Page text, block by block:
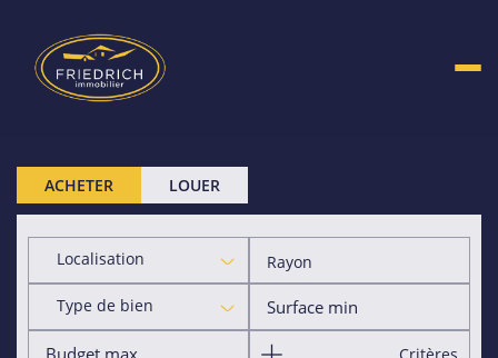
ACHETER LOUER
Localisation Rayon
Type de bien
Critères